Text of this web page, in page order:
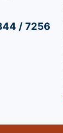
/ 7256